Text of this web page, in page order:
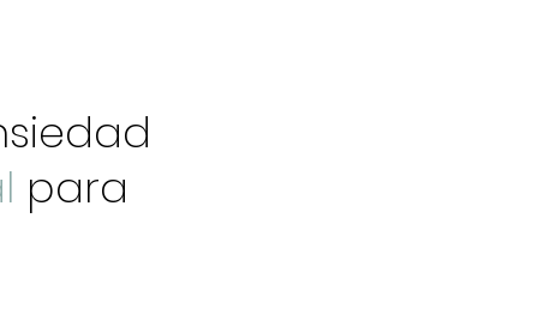
para